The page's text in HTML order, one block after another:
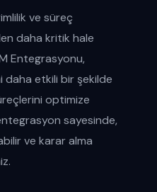
ve süreç
daha kritik hale
Entegrasyonu,
daha etkili bir şekilde
optimize
sayesinde,
ve karar alma